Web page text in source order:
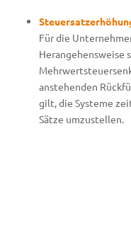
Für die
Herangehensweise
anstehenden
gilt, die Systeme
Sätze umzustellen.